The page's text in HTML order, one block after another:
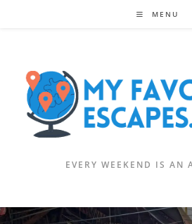
MENU
EVERY WEEKEND IS AN